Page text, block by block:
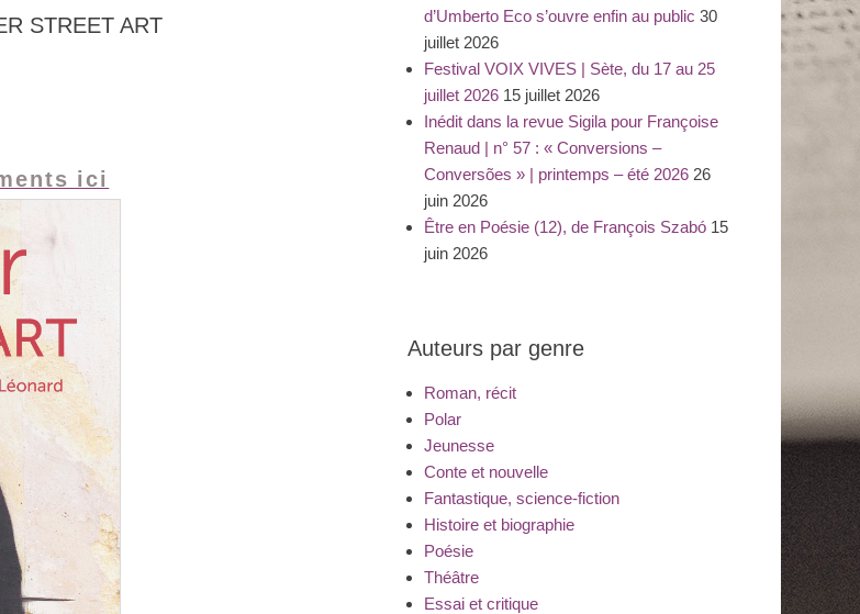
STREET ART
ici
d’Umberto Eco s’ouvre enfin au public 30
juillet 2026
Festival VOIX VIVES | Sète, du 17 au 25
juillet 2026 15 juillet 2026
Inédit dans la revue Sigila pour Françoise
Renaud | n° 57 : « Conversions –
Conversões » | printemps – été 2026 26
juin 2026
Être en Poésie (12), de François Szabó 15
juin 2026
Auteurs par genre
Roman, récit
Polar
Jeunesse
Conte et nouvelle
Fantastique, science-fiction
Histoire et biographie
Poésie
Théâtre
Essai et critique